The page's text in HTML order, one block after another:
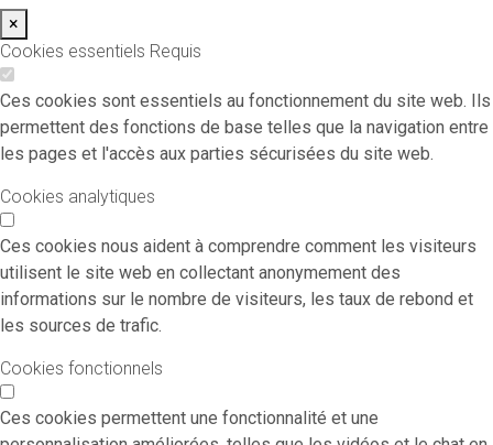
×
Cookies essentiels Requis
Ces cookies sont essentiels au fonctionnement du site web. Ils
permettent des fonctions de base telles que la navigation entre
les pages et l'accès aux parties sécurisées du site web.
Cookies analytiques
Ces cookies nous aident à comprendre comment les visiteurs
utilisent le site web en collectant anonymement des
informations sur le nombre de visiteurs, les taux de rebond et
les sources de trafic.
Cookies fonctionnels
Ces cookies permettent une fonctionnalité et une